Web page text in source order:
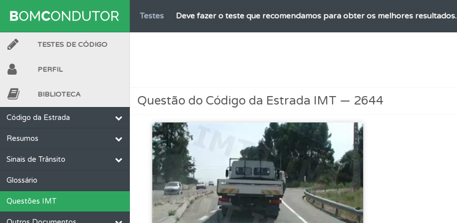
Testes Deve fazer o teste que recomendamos para obter os melhores resultados.
Questões Consulte aqui todas as questões que usamos na plataforma.
Perfil Saiba no seu perfil se já está preparado para ir a exame.
Tem um histórico dos seus testes no seu perfil.
TESTES DE CÓDIGO
PERFIL
BIBLIOTECA
Código da Estrada
Resumos
Sinais de Trânsito
Glossário
Questões IMT
Questão do Código da Estrada IMT — 2644